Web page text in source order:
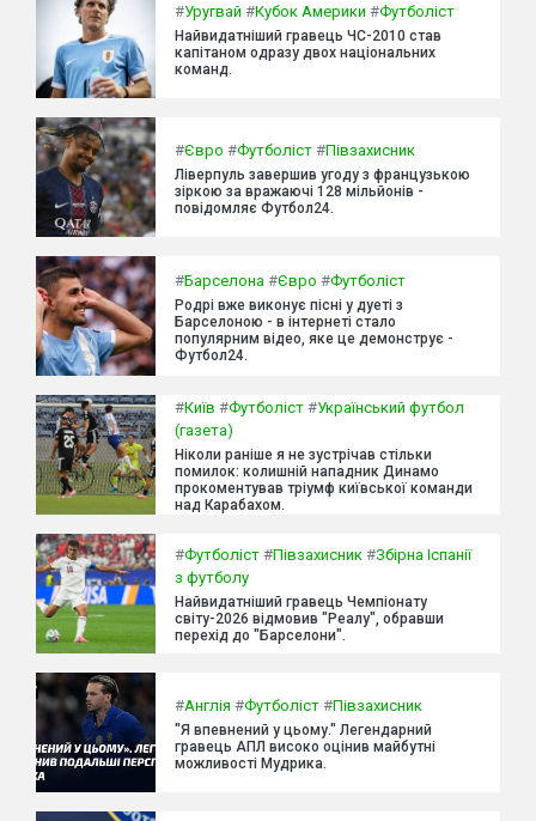
#Уругвай #Кубок Америки #Футболіст
Найвидатніший гравець ЧС-2010 став
капітаном одразу двох національних
команд.
#Євро #Футболіст #Півзахисник
Ліверпуль завершив угоду з французькою
зіркою за вражаючі 128 мільйонів -
повідомляє Футбол24.
#Барселона #Євро #Футболіст
Родрі вже виконує пісні у дуеті з
Барселоною - в інтернеті стало
популярним відео, яке це демонструє -
Футбол24.
#Київ #Футболіст #Український футбол
(газета)
Ніколи раніше я не зустрічав стільки
помилок: колишній нападник Динамо
прокоментував тріумф київської команди
над Карабахом.
#Футболіст #Півзахисник #Збірна Іспанії
з футболу
Найвидатніший гравець Чемпіонату
світу-2026 відмовив "Реалу", обравши
перехід до "Барселони".
#Англія #Футболіст #Півзахисник
"Я впевнений у цьому." Легендарний
гравець АПЛ високо оцінив майбутні
можливості Мудрика.